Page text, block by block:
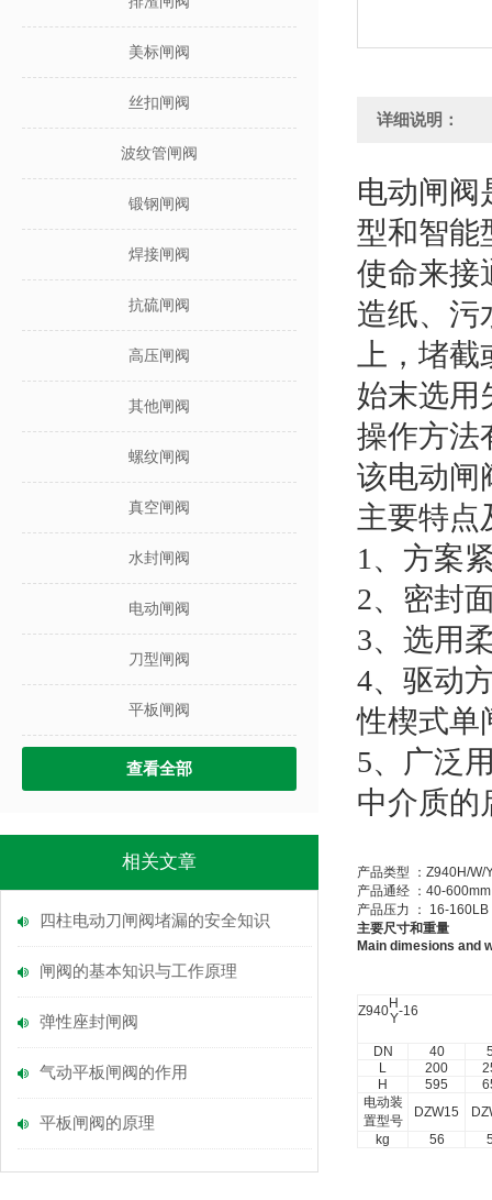
美标闸阀
丝扣闸阀
波纹管闸阀
锻钢闸阀
焊接闸阀
抗硫闸阀
高压闸阀
其他闸阀
螺纹闸阀
真空闸阀
水封闸阀
电动闸阀
刀型闸阀
平板闸阀
查看全部
相关文章
四柱电动刀闸阀堵漏的安全知识
闸阀的基本知识与工作原理
弹性座封闸阀
气动平板闸阀的作用
平板闸阀的原理
详细说明：
电动闸阀
型和智能
使命来接
造纸、污
上，堵
始末选用
操作方法
该电动闸
主要特点
1 、方案
2、密封
3、选用
4、驱动
性楔式单
5、广泛
中介质的
产品类型 ： Z940H/W/
产品通经 ： 40-600mm
产品压力
：
16-160LB
主要尺寸和重量
Main dimesions and
Z940H-16
Y
DN 40
L
200
H
595
电动装
置型号
DZW15
kg
56